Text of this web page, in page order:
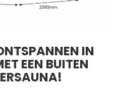
IN
EEN BUITEN